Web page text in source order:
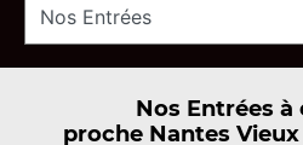
Nos Entrées
proche Nantes